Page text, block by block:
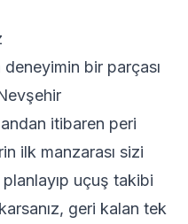
bir parçası
andan itibaren peri
ilk manzarası sizi
planlayıp uçuş takibi
geri kalan tek